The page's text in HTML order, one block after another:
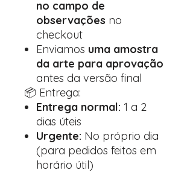
no campo de
observações no
checkout
Enviamos uma amostra
da arte para aprovação
antes da versão final
📦 Entrega:
Entrega normal: 1 a 2
dias úteis
Urgente: No próprio dia
(para pedidos feitos em
horário útil)